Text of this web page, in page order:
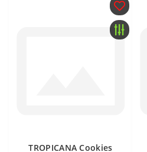
TROPICANA Cookies